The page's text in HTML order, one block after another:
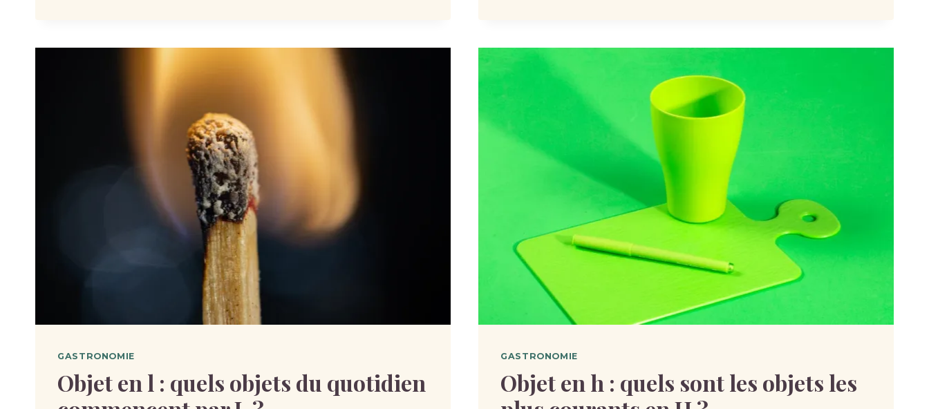
GASTRONOMIE
Objet en l : quels objets du quotidien
GASTRONOMIE
Objet en h : quels sont les objets les